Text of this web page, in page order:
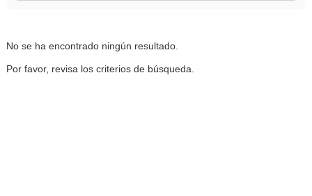
No se ha encontrado ningún resultado.
Por favor, revisa los criterios de búsqueda.